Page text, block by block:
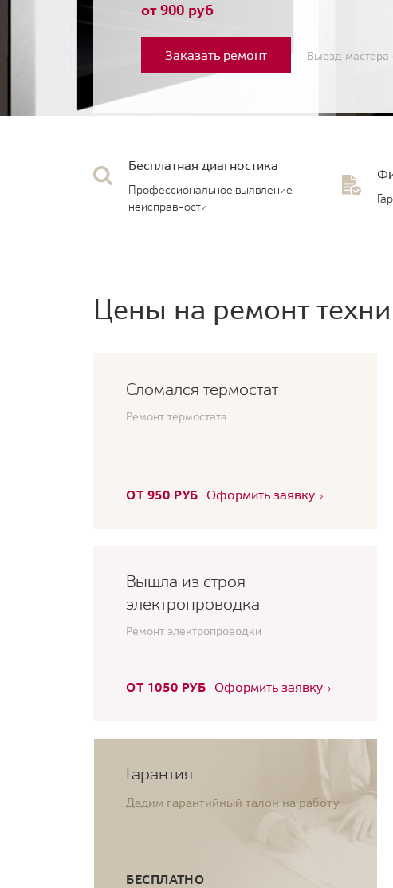
от 900 руб
Заказать ремонт Выезд мастера
Бесплатная диагностика
Профессиональное выявление
неисправности
Цены на ремонт
Сломался термостат
Ремонт термостата
ОТ 950 РУБ Оформить заявку
Вышла из строя
электропроводка
Ремонт электропроводки
ОТ 1050 РУБ Оформить заявку
Гарантия
Дадим гарантийный талон на работу
БЕСПЛАТНО